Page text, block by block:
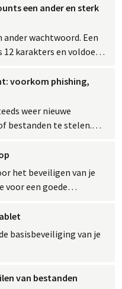
een ander en sterk
ander wachtwoord. Een
karakters en voldoet
voorkom phishing,
weer nieuwe
bestanden te stelen.
het beveiligen van je
voor een goede
basisbeveiliging van je
van bestanden